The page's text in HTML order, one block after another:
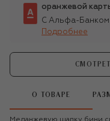
оранжевой
С Альфа-Банком
Подробнее
О ТОВАРЕ
Меланжевую шапку бини